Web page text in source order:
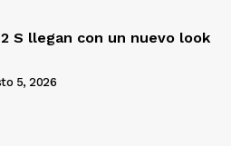
S llegan con un nuevo look
5, 2026